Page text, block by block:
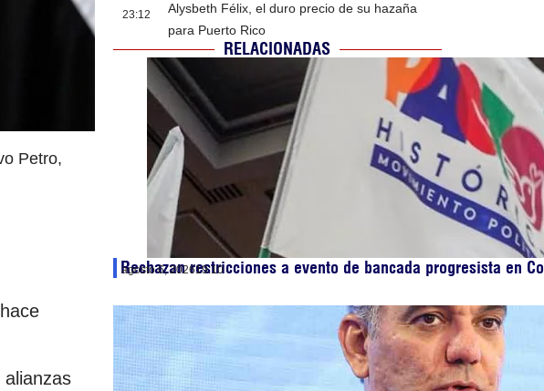
Petro,
23:12
Alysbeth Félix, el duro precio de su hazaña
para Puerto Rico
RELACIONADAS
Rechazan restricciones a evento de bancada progresista en
agosto 6, 202619:10